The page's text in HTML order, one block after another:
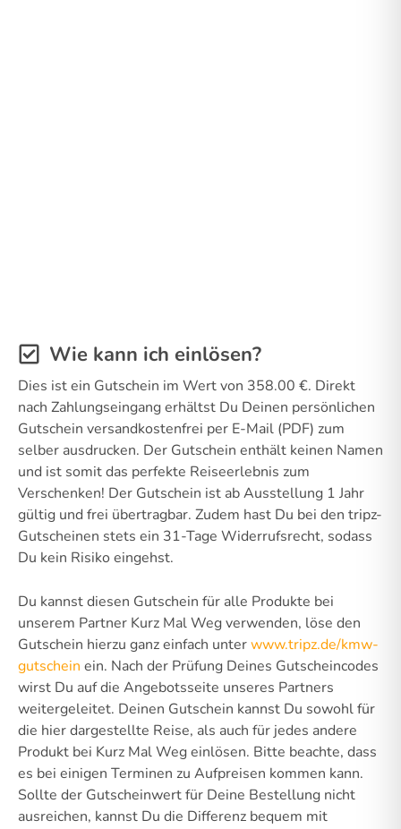
Wie kann ich einlösen?
Dies ist ein Gutschein im Wert von 358.00 €. Direkt
nach Zahlungseingang erhältst Du Deinen persönlichen
Gutschein versandkostenfrei per E-Mail (PDF) zum
selber ausdrucken. Der Gutschein enthält keinen Namen
und ist somit das perfekte Reiseerlebnis zum
Verschenken! Der Gutschein ist ab Ausstellung 1 Jahr
gültig und frei übertragbar. Zudem hast Du bei den tripz-
Gutscheinen stets ein 31-Tage Widerrufsrecht, sodass
Du kein Risiko eingehst.
Du kannst diesen Gutschein für alle Produkte bei
unserem Partner Kurz Mal Weg verwenden, löse den
Gutschein hierzu ganz einfach unterwww.tripz.de/kmw-
gutschein ein. Nach der Prüfung Deines Gutscheincodes
wirst Du auf die Angebotsseite unseres Partners
weitergeleitet. Deinen Gutschein kannst Du sowohl für
die hier dargestellte Reise, als auch für jedes andere
Produkt bei Kurz Mal Weg einlösen. Bitte beachte, dass
es bei einigen Terminen zu Aufpreisen kommen kann.
Sollte der Gutscheinwert für Deine Bestellung nicht
ausreichen, kannst Du die Differenz bequem mit